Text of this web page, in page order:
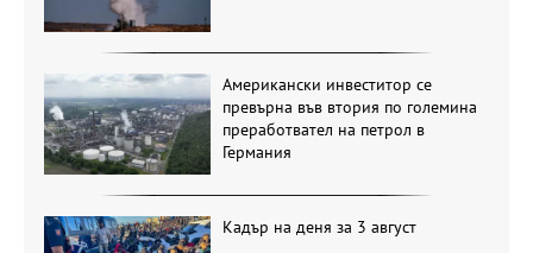
Американски инвеститор се
превърна във втория по големина
преработвател на петрол в
Германия
Кадър на деня за 3 август